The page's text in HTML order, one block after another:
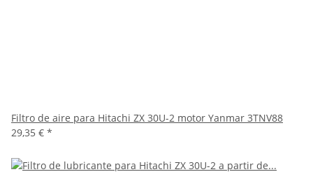
Filtro de aire para Hitachi ZX 30U-2 motor Yanmar 3TNV88
29,35 € *